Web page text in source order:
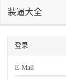
装逼大全
登录
E-Mail